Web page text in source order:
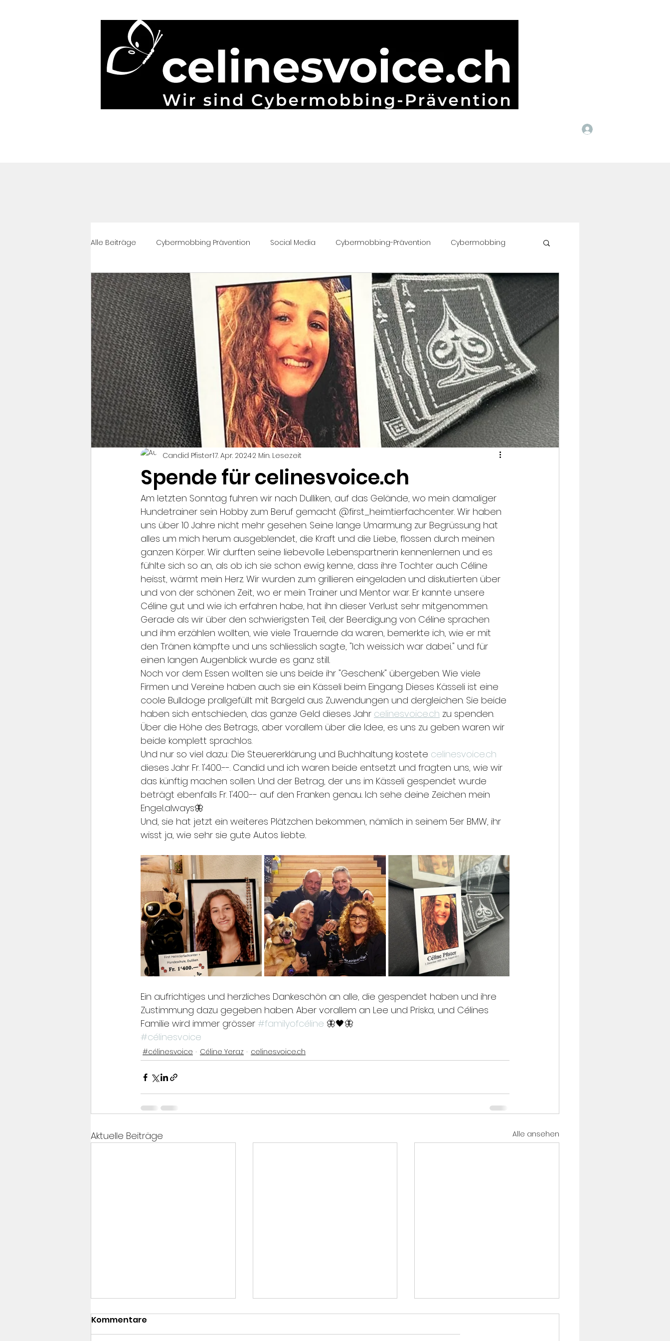
Alle Beiträge Cybermobbing Prävention Social Media Cybermobbing-Prävention Cybermobbing
#célinesvoice Cybermobbingfall Céline Céline Yeraz celinesvoice.ch Workshop #célinesvoice
News PrixCourage Cybermobbinggesetz Nimo 🤍 🖤🖤🦋 Mobbing
Spende für celinesvoice.ch
Candid Pfister17. Apr. 20242 Min. Lesezeit
Am letzten Sonntag fuhren wir nach Dulliken, auf das Gelände, wo mein damaliger
Hundetrainer sein Hobby zum Beruf gemacht @first_heimtierfachcenter. Wir haben
uns über 10 Jahre nicht mehr gesehen. Seine lange Umarmung zur Begrüssung hat
alles um mich herum ausgeblendet, die Kraft und die Liebe, flossen durch meinen
ganzen Körper. Wir durften seine liebevolle Lebenspartnerin kennenlernen und es
fühlte sich so an, als ob ich sie schon ewig kenne, dass ihre Tochter auch Céline
heisst, wärmt mein Herz. Wir wurden zum grillieren eingeladen und diskutierten über
und von der schönen Zeit, wo er mein Trainer und Mentor war. Er kannte unsere
Céline gut und wie ich erfahren habe, hat ihn dieser Verlust sehr mitgenommen.
Gerade als wir über den schwierigsten Teil, der Beerdigung von Céline sprachen
und ihm erzählen wollten, wie viele Trauernde da waren, bemerkte ich, wie er mit
den Tränen kämpfte und uns schliesslich sagte, "Ich weiss..ich war dabei.." und für
einen langen Augenblick wurde es ganz still..
Noch vor dem Essen wollten sie uns beide ihr "Geschenk" übergeben. Wie viele
Firmen und Vereine haben auch sie ein Kässeli beim Eingang. Dieses Kässeli ist eine
coole Bulldoge prallgefüllt mit Bargeld aus Zuwendungen und dergleichen. Sie beide
haben sich entschieden, das ganze Geld dieses Jahr celinesvoice.ch zu spenden.
Über die Höhe des Betrags, aber vorallem über die Idee, es uns zu geben waren wir
beide komplett sprachlos.
Und nur so viel dazu: Die Steuererklärung und Buchhaltung kostete celinesvoice.ch
dieses Jahr Fr. 1'400.--. Candid und ich waren beide entsetzt und fragten uns, wie wir
das künftig machen sollen. Und der Betrag, der uns im Kässeli gespendet wurde
beträgt ebenfalls Fr. 1'400.-- auf den Franken genau.. Ich sehe deine Zeichen mein
Engel..always🦋
Und, sie hat jetzt ein weiteres Plätzchen bekommen, nämlich in seinem 5er BMW, ihr
wisst ja, wie sehr sie gute Autos liebte..
Ein aufrichtiges und herzliches Dankeschön an alle, die gespendet haben und ihre
Zustimmung dazu gegeben haben. Aber vorallem an Lee und Priska, und Célines
Familie wird immer grösser #familyofcéline 🦋🖤🦋
#célinesvoice
#célinesvoice Céline Yeraz celinesvoice.ch
Aktuelle Beiträge Alle ansehen
Kommentare